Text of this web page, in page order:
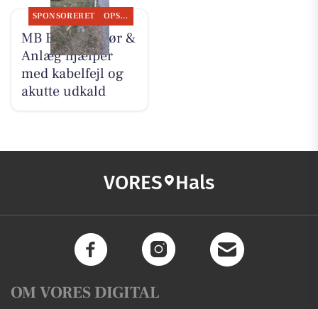
SPONSORERET OPSLAGSTAVLEN
MB Entreprenør &
Anlæg hjælper
med kabelfejl og
akutte udkald
VORES Hals
OM VORES DIGITAL